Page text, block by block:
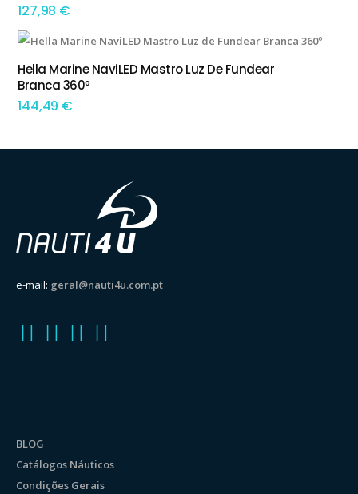
127,98 €
TEM OPÇÕES
Hella Marine NaviLED Mastro Luz De Fundear
Branca 360º
144,49 €
e-mail: geral@nauti4u.com.pt
BLOG
Catálogos Náuticos
Condições Gerais